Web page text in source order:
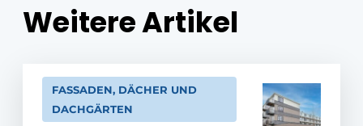
Weitere Artikel
FASSADEN, DÄCHER UND
DACHGÄRTEN